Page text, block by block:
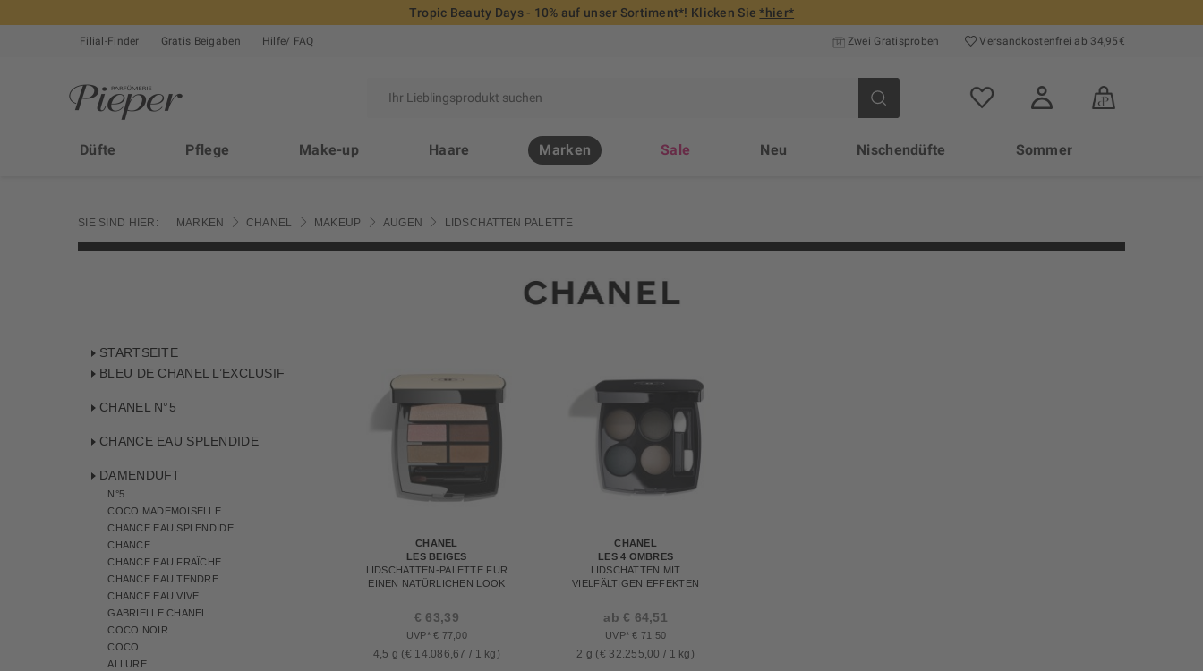
Tropic Beauty Days - 10% auf unser Sortiment*! Klicken Sie*hier*
Filial-Finder Gratis Beigaben Hilfe/ FAQ Zwei Gratisproben Versand­kosten­frei ab 34,95€
Düfte Pflege Make-up Haare Marken Sale Neu Nischendüfte Sommer
SIE SIND HIER: MARKEN CHANEL MAKEUP AUGEN LIDSCHATTEN PALETTE
STARTSEITE
BLEU DE CHANEL L’EXCLUSIF
CHANEL N°5
CHANCE EAU SPLENDIDE
DAMENDUFT
N°5
COCO MADEMOISELLE
CHANCE EAU SPLENDIDE
CHANCE
CHANCE EAU FRAÎCHE
CHANCE EAU TENDRE
CHANCE EAU VIVE
GABRIELLE CHANEL
COCO NOIR
COCO
ALLURE
CHANEL
LES BEIGES
LIDSCHATTEN-PALETTE FÜR
EINEN NATÜRLICHEN LOOK
UVP* € 77,00
€ 63,39
4,5 g (€ 14.086,67 / 1 kg)
CHANEL
LES 4 OMBRES
LIDSCHATTEN MIT
VIELFÄLTIGEN EFFEKTEN
UVP* € 71,50
ab € 64,51
2 g (€ 32.255,00 / 1 kg)